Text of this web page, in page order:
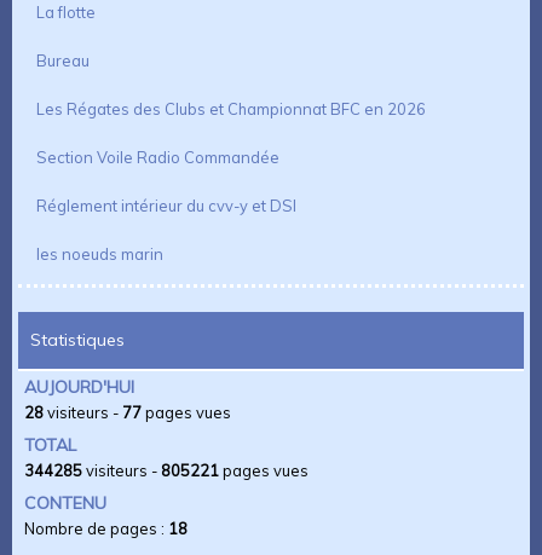
La flotte
Bureau
Les Régates des Clubs et Championnat BFC en 2026
Section Voile Radio Commandée
Réglement intérieur du cvv-y et DSI
les noeuds marin
Statistiques
AUJOURD'HUI
28visiteurs - 77pages vues
TOTAL
344285visiteurs - 805221pages vues
CONTENU
Nombre de pages : 18